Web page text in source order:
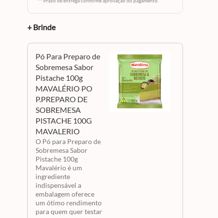
+ Brinde
Pó Para Preparo de
Sobremesa Sabor
Pistache 100g
MAVALÉRIO PO
P.PREPARO DE
SOBREMESA
PISTACHE 100G
MAVALERIO
O Pó para Preparo de
Sobremesa Sabor
Pistache 100g
Mavalério é um
ingrediente
indispensável a
embalagem oferece
um ótimo rendimento
para quem quer testar